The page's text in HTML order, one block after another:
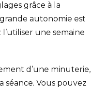
grâce à la
autonomie est
une semaine
d’une minuterie,
Vous pouvez